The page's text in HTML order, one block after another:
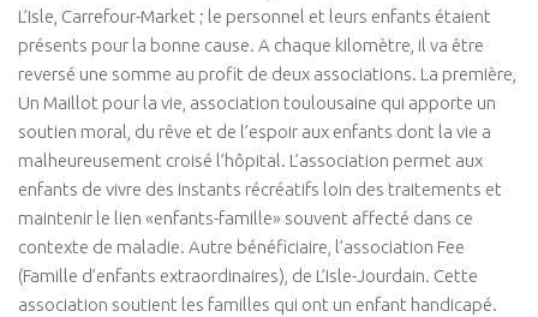
L’Isle, Carrefour-Market ; le personnel et leurs enfants étaient
présents pour la bonne cause. A chaque kilomètre, il va être
reversé une somme au profit de deux associations. La première,
Un Maillot pour la vie, association toulousaine qui apporte un
soutien moral, du rêve et de l’espoir aux enfants dont la vie a
malheureusement croisé l’hôpital. L’association permet aux
enfants de vivre des instants récréatifs loin des traitements et
maintenir le lien «enfants-famille» souvent affecté dans ce
contexte de maladie. Autre bénéficiaire, l’association Fee
(Famille d’enfants extraordinaires), de L’Isle-Jourdain. Cette
association soutient les familles qui ont un enfant handicapé.